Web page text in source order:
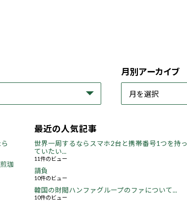
月別アーカイブ
珈
最近の人気記事
世界一周するならスマホ2台と携帯番号1つを持っ
ていたい...
11件のビュー
請負
10件のビュー
韓国の財閥ハンファグループのファについて...
10件のビュー